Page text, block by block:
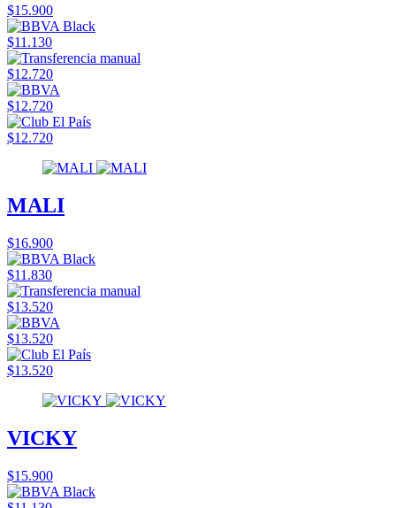
$15.900
$11.130
$12.720
$12.720
$12.720
MALI
$16.900
$11.830
$13.520
$13.520
$13.520
VICKY
$15.900